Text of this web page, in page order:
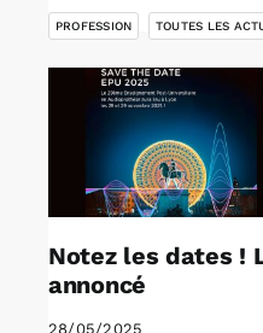
PROFESSION TOUTES LES
Notez les dates !
annoncé
28/05/2025